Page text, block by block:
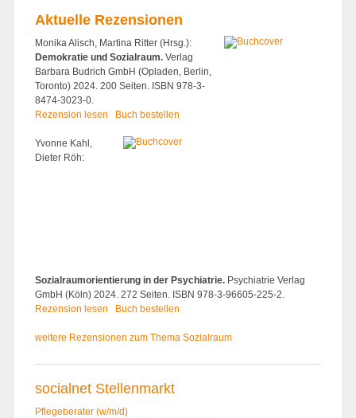
Aktuelle Rezensionen
Monika Alisch, Martina Ritter (Hrsg.):
Demokratie und Sozialraum. Verlag
Barbara Budrich GmbH (Opladen, Berlin,
Toronto) 2024. 200 Seiten. ISBN 978-3-
8474-3023-0.
Rezension lesen
Buch bestellen
Yvonne Kahl,
Dieter Röh:
Sozialraumorientierung in der Psychiatrie. Psychiatrie Verlag
GmbH (Köln) 2024. 272 Seiten. ISBN 978-3-96605-225-2.
Rezension lesen
Buch bestellen
weitere Rezensionen zum Thema Sozialraum
socialnet Stellenmarkt
Pflegeberater (w/m/d)